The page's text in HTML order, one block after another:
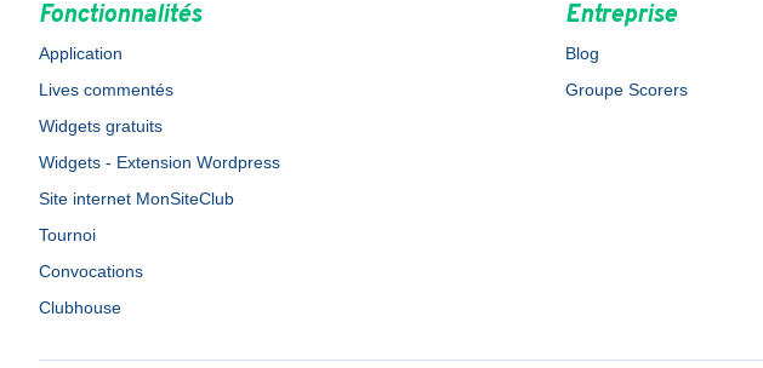
Fonctionnalités
Application
Lives commentés
Widgets gratuits
Widgets - Extension Wordpress
Site internet MonSiteClub
Tournoi
Convocations
Clubhouse
Entreprise
Blog
Groupe Scorers